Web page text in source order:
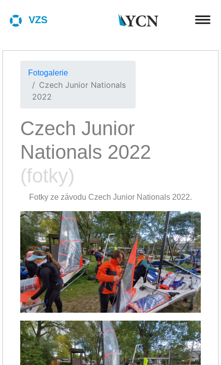
VZS
Fotogalerie
Czech Junior Nationals
2022
Czech Junior
Nationals 2022
(fotky)
Fotky ze závodu Czech Junior Nationals 2022.